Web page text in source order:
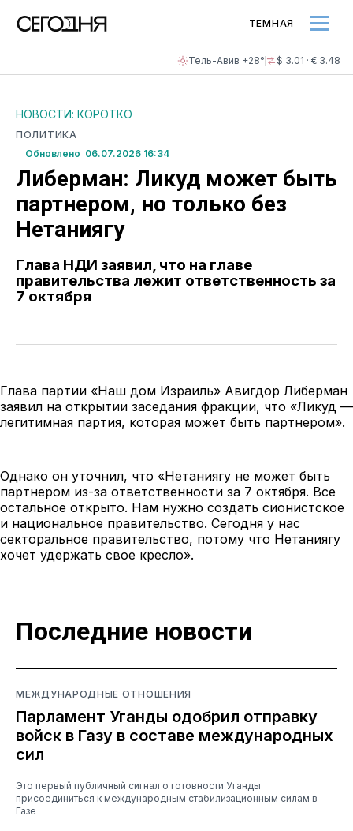
Тель-Авив +28° $ 3.01 · € 3.48
ТЕМНАЯ
НОВОСТИ: КОРОТКО
ПОЛИТИКА
Обновлено 06.07.2026 16:34
Либерман: Ликуд может быть
партнером, но только без
Нетаниягу
Глава НДИ заявил, что на главе
правительства лежит ответственность за
7 октября
Глава партии «Наш дом Израиль» Авигдор Либерман
заявил на открытии заседания фракции, что «Ликуд —
легитимная партия, которая может быть партнером».
Однако он уточнил, что «Нетаниягу не может быть
партнером из-за ответственности за 7 октября. Все
остальное открыто. Нам нужно создать сионистское
и национальное правительство. Сегодня у нас
секторальное правительство, потому что Нетаниягу
хочет удержать свое кресло».
Последние новости
МЕЖДУНАРОДНЫЕ ОТНОШЕНИЯ
Парламент Уганды одобрил отправку
войск в Газу в составе международных
сил
Это первый публичный сигнал о готовности Уганды
присоединиться к международным стабилизационным силам в
Газе